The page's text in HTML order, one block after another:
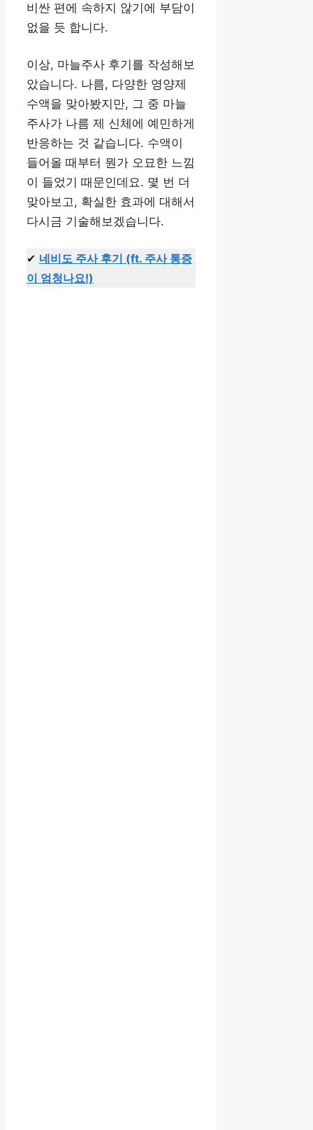
비싼 편에 속하지 않기에 부담이
없을 듯 합니다.
이상, 마늘주사 후기를 작성해보
았습니다. 나름, 다양한 영양제
수액을 맞아봤지만, 그 중 마늘
주사가 나름 제 신체에 예민하게
반응하는 것 같습니다. 수액이
들어올 때부터 뭔가 오묘한 느낌
이 들었기 때문인데요. 몇 번 더
맞아보고, 확실한 효과에 대해서
다시금 기술해보겠습니다.
✔ 네비도 주사 후기 (ft. 주사 통증
이 엄청나요!)